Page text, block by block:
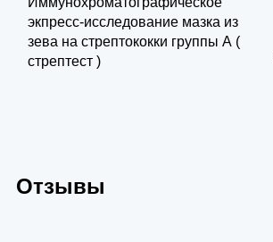
экпресс-исследование мазка из
зева на стрептококки группы А (
стрептест )
Отзывы